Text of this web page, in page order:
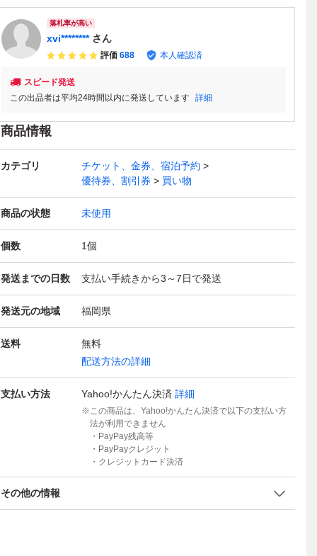
落札率が高い
xvi******** さん
評価 688 本人確認済
スピード発送
この出品者は平均24時間以内に発送しています 詳細
商品情報
カテゴリ
チケット、金券、宿泊予約
優待券、割引券
買い物
商品の状態 未使用
個数 1個
発送までの日数 支払い手続きから3～7日で発送
発送元の地域 福岡県
送料
無料
配送方法の詳細
支払い方法 Yahoo!かんたん決済 詳細
この商品は、Yahoo!かんたん決済で以下の支払い方
法が利用できません
・PayPay残高等
・PayPayクレジット
・クレジットカード決済
その他の情報